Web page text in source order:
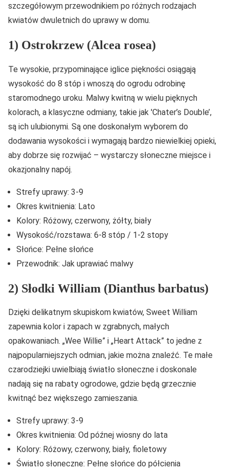
szczegółowym przewodnikiem po różnych rodzajach
kwiatów dwuletnich do uprawy w domu.
1) Ostrokrzew (Alcea rosea)
Te wysokie, przypominające iglice piękności osiągają
wysokość do 8 stóp i wnoszą do ogrodu odrobinę
staromodnego uroku. Malwy kwitną w wielu pięknych
kolorach, a klasyczne odmiany, takie jak 'Chater’s Double’,
są ich ulubionymi. Są one doskonałym wyborem do
dodawania wysokości i wymagają bardzo niewielkiej opieki,
aby dobrze się rozwijać – wystarczy słoneczne miejsce i
okazjonalny napój.
Strefy uprawy: 3-9
Okres kwitnienia: Lato
Kolory: Różowy, czerwony, żółty, biały
Wysokość/rozstawa: 6-8 stóp / 1-2 stopy
Słońce: Pełne słońce
Przewodnik: Jak uprawiać malwy
2) Słodki William (Dianthus barbatus)
Dzięki delikatnym skupiskom kwiatów, Sweet William
zapewnia kolor i zapach w zgrabnych, małych
opakowaniach. „Wee Willie” i „Heart Attack” to jedne z
najpopularniejszych odmian, jakie można znaleźć. Te małe
czarodziejki uwielbiają światło słoneczne i doskonale
nadają się na rabaty ogrodowe, gdzie będą grzecznie
kwitnąć bez większego zamieszania.
Strefy uprawy: 3-9
Okres kwitnienia: Od późnej wiosny do lata
Kolory: Różowy, czerwony, biały, fioletowy
Światło słoneczne: Pełne słońce do półcienia